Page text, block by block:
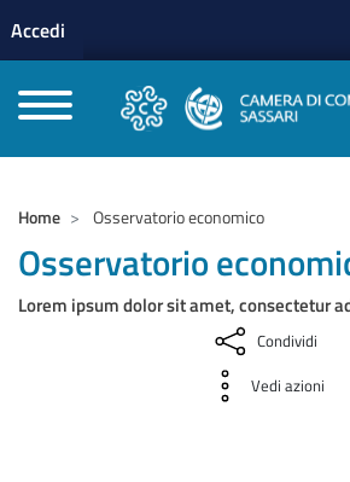
profilo utente
Accedi
Home Osservatorio economico
Osservatorio
Lorem ipsum dolor sit amet, consectetur
Condividi
Vedi azioni